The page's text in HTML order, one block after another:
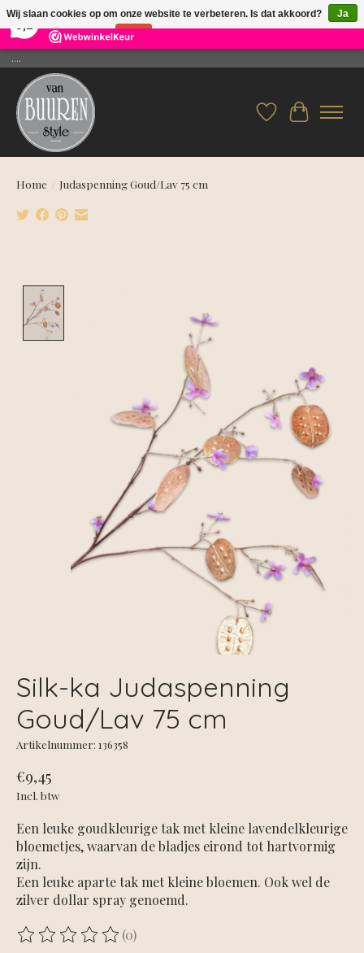
26 Reviews ×
....
Verlanglijst
Home / Judaspenning Goud/Lav 75 cm
Silk-ka Judaspenning
Goud/Lav 75 cm
Artikelnummer: 136358
€9,45
Incl. btw
Een leuke goudkleurige tak met kleine lavendelkleurige
bloemetjes, waarvan de bladjes eirond tot hartvormig
zijn.
Een leuke aparte tak met kleine bloemen. Ook wel de
zilver dollar spray genoemd.
De beoordeling van dit product is
(0)
Wij slaan cookies op om onze website te verbeteren. Is dat akkoord?
Ja
Nee